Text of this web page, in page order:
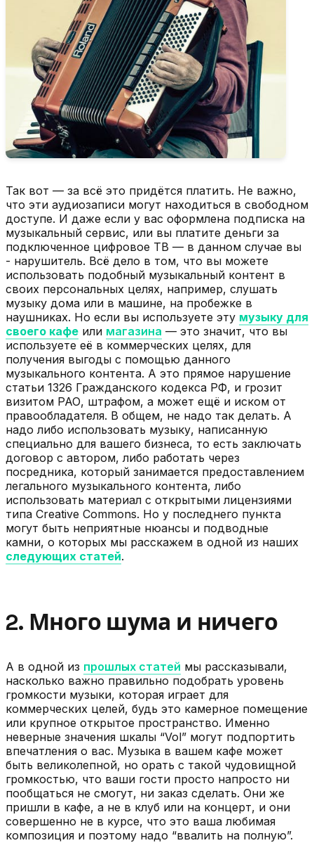
Так вот — за всё это придётся платить. Не важно,
что эти аудиозаписи могут находиться в свободном
доступе. И даже если у вас оформлена подписка на
музыкальный сервис, или вы платите деньги за
подключенное цифровое ТВ — в данном случае вы
- нарушитель. Всё дело в том, что вы можете
использовать подобный музыкальный контент в
своих персональных целях, например, слушать
музыку дома или в машине, на пробежке в
наушниках. Но если вы используете эту музыку для
своего кафе или магазина — это значит, что вы
используете её в коммерческих целях, для
получения выгоды с помощью данного
музыкального контента. А это прямое нарушение
статьи 1326 Гражданского кодекса РФ, и грозит
визитом РАО, штрафом, а может ещё и иском от
правообладателя. В общем, не надо так делать. А
надо либо использовать музыку, написанную
специально для вашего бизнеса, то есть заключать
договор с автором, либо работать через
посредника, который занимается предоставлением
легального музыкального контента, либо
использовать материал с открытыми лицензиями
типа Creative Commons. Но у последнего пункта
могут быть неприятные нюансы и подводные
камни, о которых мы расскажем в одной из наших
следующих статей.
2. Много шума и ничего
А в одной из прошлых статей мы рассказывали,
насколько важно правильно подобрать уровень
громкости музыки, которая играет для
коммерческих целей, будь это камерное помещение
или крупное открытое пространство. Именно
неверные значения шкалы “Vol” могут подпортить
впечатления о вас. Музыка в вашем кафе может
быть великолепной, но орать с такой чудовищной
громкостью, что ваши гости просто напросто ни
пообщаться не смогут, ни заказ сделать. Они же
пришли в кафе, а не в клуб или на концерт, и они
совершенно не в курсе, что это ваша любимая
композиция и поэтому надо “ввалить на полную”.